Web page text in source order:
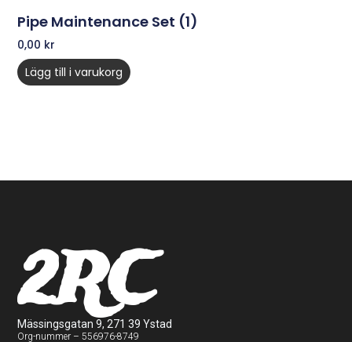
Pipe Maintenance Set (1)
0,00 kr
Lägg till i varukorg
2RC
Mässingsgatan 9, 271 39 Ystad
Org-nummer – 556976-8749